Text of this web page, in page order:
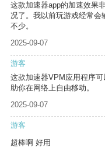
这款加速器app的加速效果
况了。我以前玩游戏经常会
不少。
2025-09-07
游客
这款加速器VPM应用程序
助你在网络上自由移动。
2025-09-07
游客
超棒啊 好用